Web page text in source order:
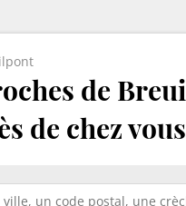
de
de chez vous